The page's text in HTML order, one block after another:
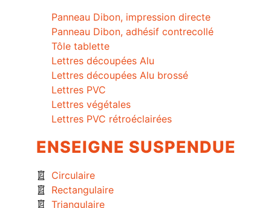
Panneau Dibon, impression directe
Panneau Dibon, adhésif contrecollé
Tôle tablette
Lettres découpées Alu
Lettres découpées Alu brossé
Lettres PVC
Lettres végétales
Lettres PVC rétroéclairées
ENSEIGNE SUSPENDUE
Circulaire
Rectangulaire
Triangulaire